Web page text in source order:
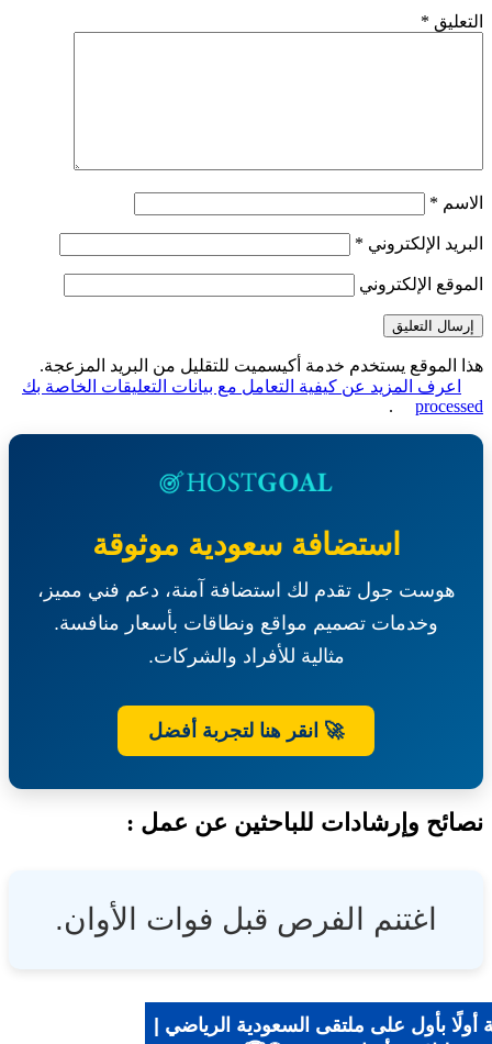
*
*
الإلكتروني *
الإلكتروني
يستخدم خدمة أكيسميت للتقليل من البريد المزعجة.
المزيد عن كيفية التعامل مع بيانات التعليقات الخاصة بك
.
استضافة سعودية موثوقة
هوست جول تقدم لك استضافة آمنة، دعم فني مميز،
وخدمات تصميم مواقع ونطاقات بأسعار منافسة.
مثالية للأفراد والشركات.
🚀 انقر هنا لتجربة أفضل
وإرشادات للباحثين عن عمل :
اغتنم الفرص قبل فوات الأوان.
بأول على ملتقى السعودية الرياضي |